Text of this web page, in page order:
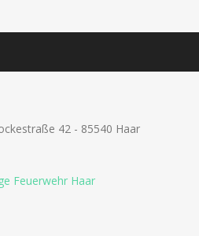
42 - 85540 Haar
Feuerwehr Haar